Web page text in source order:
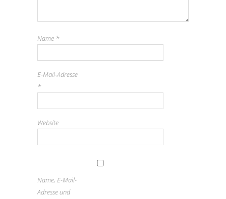
Name *
E-Mail-Adresse
*
Website
Name, E-Mail-
Adresse und